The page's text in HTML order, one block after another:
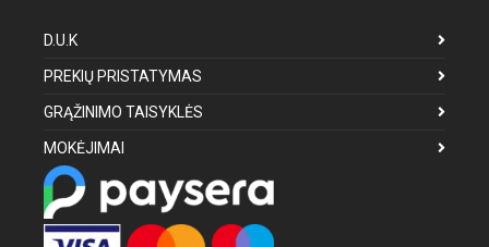
D.U.K
PREKIŲ PRISTATYMAS
GRĄŽINIMO TAISYKLĖS
MOKĖJIMAI